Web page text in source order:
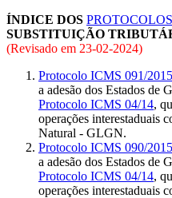
ÍNDICE DOS
SUBSTITUIÇÃO
(Revisado em 23-02-2024)
Protocolo ICMS 091/2015
a adesão dos Estados de
Protocolo ICMS 04/14,
operações interestaduais
Natural - GLGN.
Protocolo ICMS 090/2015
a adesão dos Estados de
Protocolo ICMS 04/14,
operações interestaduais